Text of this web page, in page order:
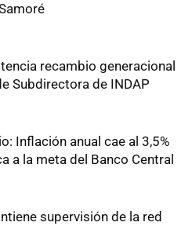
recambio generacional
Subdirectora de INDAP
Inflación anual cae al 3,5%
a la meta del Banco Central
supervisión de la red